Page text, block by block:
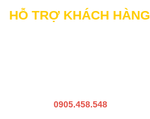
HỖ TRỢ KHÁCH HÀNG
0905.458.548